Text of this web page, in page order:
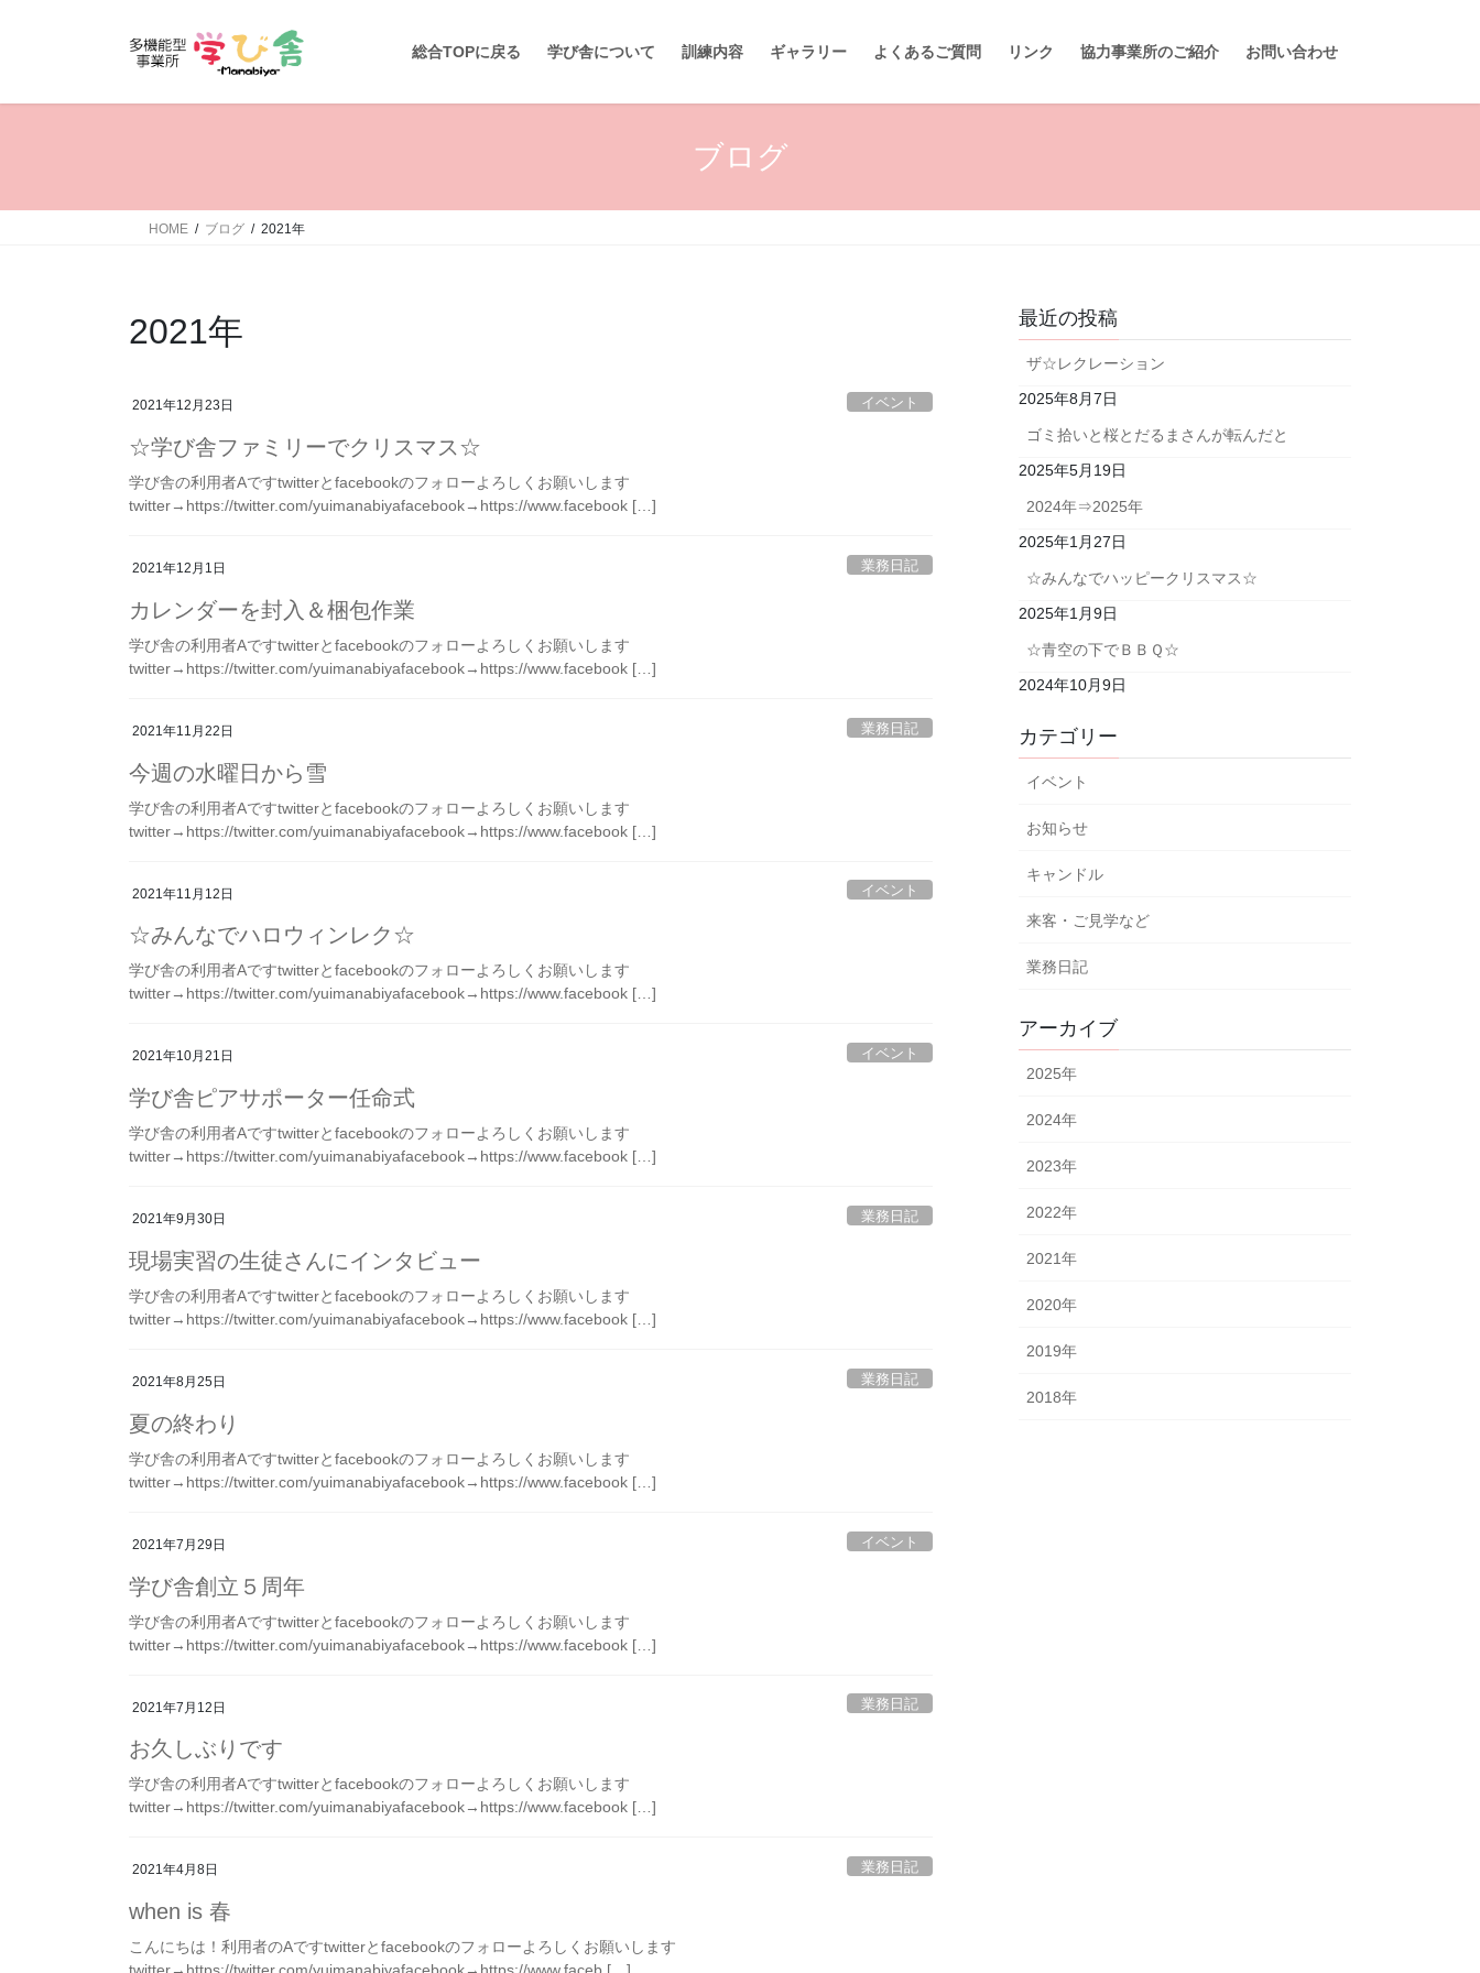
総合TOPに戻る 学び舎について 訓練内容 ギャラリー よくあるご質問 リンク 協力事業所のご紹介 お問い合わせ
ブログ
HOME ブログ 2021年
2021年
2021年12月23日 イベント
☆学び舎ファミリーでクリスマス☆
学び舎の利用者Aですtwitterとfacebookのフォローよろしくお願いします
twitter→https://twitter.com/yuimanabiyafacebook→https://www.facebook […]
2021年12月1日 業務日記
カレンダーを封入＆梱包作業
学び舎の利用者Aですtwitterとfacebookのフォローよろしくお願いします
twitter→https://twitter.com/yuimanabiyafacebook→https://www.facebook […]
2021年11月22日 業務日記
今週の水曜日から雪
学び舎の利用者Aですtwitterとfacebookのフォローよろしくお願いします
twitter→https://twitter.com/yuimanabiyafacebook→https://www.facebook […]
2021年11月12日 イベント
☆みんなでハロウィンレク☆
学び舎の利用者Aですtwitterとfacebookのフォローよろしくお願いします
twitter→https://twitter.com/yuimanabiyafacebook→https://www.facebook […]
2021年10月21日 イベント
学び舎ピアサポーター任命式
学び舎の利用者Aですtwitterとfacebookのフォローよろしくお願いします
twitter→https://twitter.com/yuimanabiyafacebook→https://www.facebook […]
2021年9月30日 業務日記
現場実習の生徒さんにインタビュー
学び舎の利用者Aですtwitterとfacebookのフォローよろしくお願いします
twitter→https://twitter.com/yuimanabiyafacebook→https://www.facebook […]
2021年8月25日 業務日記
夏の終わり
学び舎の利用者Aですtwitterとfacebookのフォローよろしくお願いします
twitter→https://twitter.com/yuimanabiyafacebook→https://www.facebook […]
2021年7月29日 イベント
学び舎創立５周年
学び舎の利用者Aですtwitterとfacebookのフォローよろしくお願いします
twitter→https://twitter.com/yuimanabiyafacebook→https://www.facebook […]
2021年7月12日 業務日記
お久しぶりです
学び舎の利用者Aですtwitterとfacebookのフォローよろしくお願いします
twitter→https://twitter.com/yuimanabiyafacebook→https://www.facebook […]
2021年4月8日 業務日記
when is 春
こんにちは！利用者のAですtwitterとfacebookのフォローよろしくお願いします
最近の投稿
ザ☆レクレーション
2025年8月7日
ゴミ拾いと桜とだるまさんが転んだと
2025年5月19日
2024年⇒2025年
2025年1月27日
☆みんなでハッピークリスマス☆
2025年1月9日
☆青空の下でＢＢＱ☆
2024年10月9日
カテゴリー
イベント
お知らせ
キャンドル
来客・ご見学など
業務日記
アーカイブ
2025年
2024年
2023年
2022年
2021年
2020年
2019年
2018年